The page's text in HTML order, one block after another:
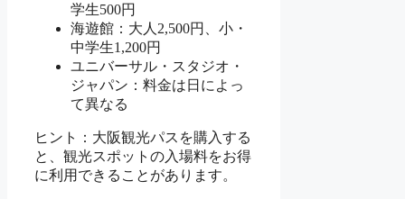
学生500円
海遊館：大人2,500円、小・
中学生1,200円
ユニバーサル・スタジオ・
ジャパン：料金は日によっ
て異なる
ヒント：大阪観光パスを購入する
と、観光スポットの入場料をお得
に利用できることがあります。